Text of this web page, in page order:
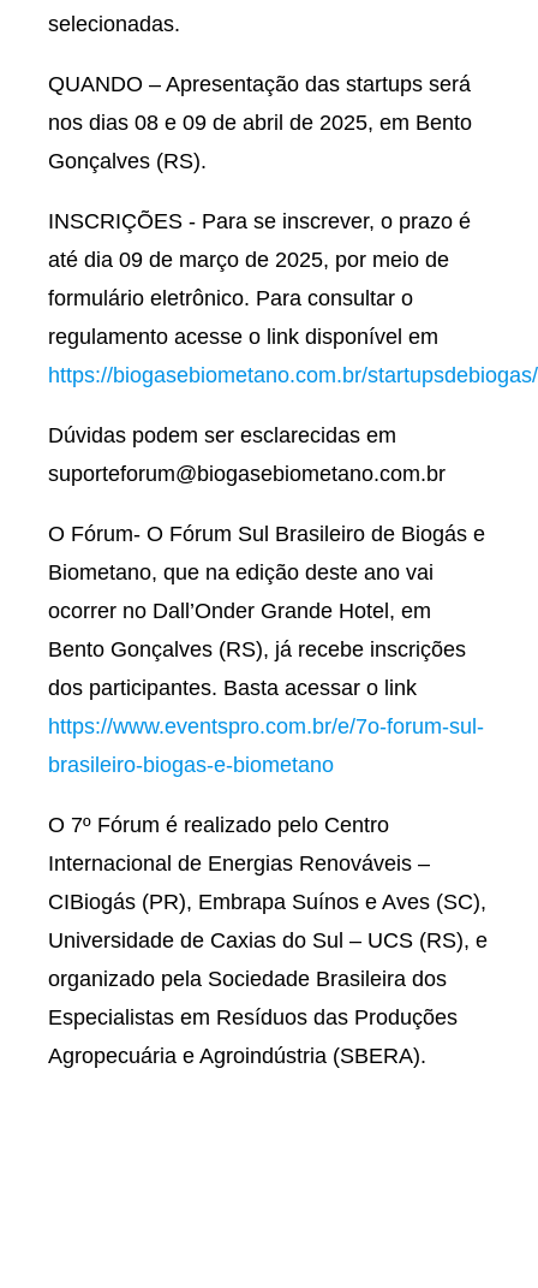
selecionadas.
QUANDO – Apresentação das startups será
nos dias 08 e 09 de abril de 2025, em Bento
Gonçalves (RS).
INSCRIÇÕES - Para se inscrever, o prazo é
até dia 09 de março de 2025, por meio de
formulário eletrônico. Para consultar o
regulamento acesse o link disponível em
https://biogasebiometano.com.br/startupsdebiogas/
Dúvidas podem ser esclarecidas em
suporteforum@biogasebiometano.com.br
O Fórum- O Fórum Sul Brasileiro de Biogás e
Biometano, que na edição deste ano vai
ocorrer no Dall’Onder Grande Hotel, em
Bento Gonçalves (RS), já recebe inscrições
dos participantes. Basta acessar o link
https://www.eventspro.com.br/e/7o-forum-sul-
brasileiro-biogas-e-biometano
O 7º Fórum é realizado pelo Centro
Internacional de Energias Renováveis –
CIBiogás (PR), Embrapa Suínos e Aves (SC),
Universidade de Caxias do Sul – UCS (RS), e
organizado pela Sociedade Brasileira dos
Especialistas em Resíduos das Produções
Agropecuária e Agroindústria (SBERA).